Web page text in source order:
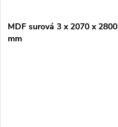
MDF surová 3 x 2070 x 2800
mm